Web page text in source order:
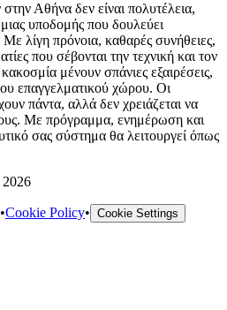
Αθήνα δεν είναι πολυτέλεια,
μιας υποδομής που δουλεύει
λίγη πρόνοια, καθαρές συνήθειες,
που σέβονται την τεχνική και τον
μένουν σπάνιες εξαιρέσεις,
επαγγελματικού χώρου. Οι
πάντα, αλλά δεν χρειάζεται να
Με πρόγραμμα, ενημέρωση και
σας σύστημα θα λειτουργεί όπως
•Cookie Policy• Cookie Settings